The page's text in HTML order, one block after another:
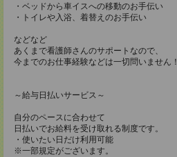
・ベッドから車イスへの移動のお手伝い
・トイレや入浴、着替えのお手伝い
などなど
あくまで看護師さんのサポートなので、
今までのお仕事経験などは一切問いません！
～給与日払いサービス～
自分のペースに合わせて
日払いでお給料を受け取れる制度です。
・使いたい日だけ利用可能
※一部規定がございます。